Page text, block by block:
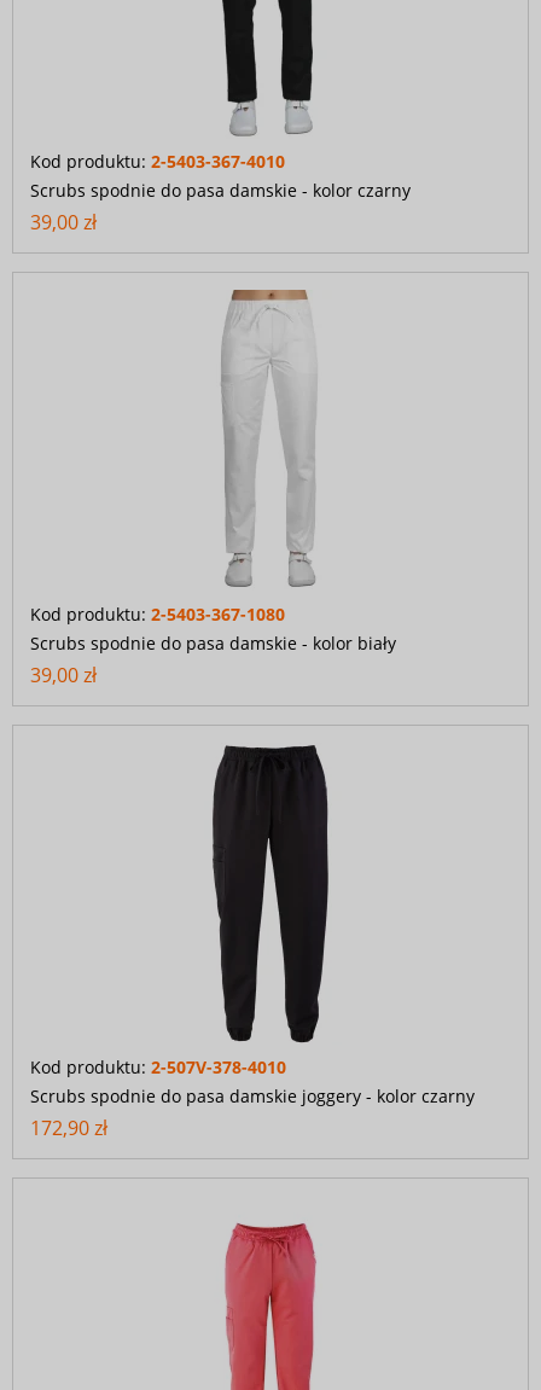
Kod produktu: 2-5403-367-4010
Scrubs spodnie do pasa damskie - kolor czarny
39,00 zł
Kod produktu: 2-5403-367-1080
Scrubs spodnie do pasa damskie - kolor biały
39,00 zł
Kod produktu: 2-507V-378-4010
Scrubs spodnie do pasa damskie joggery - kolor czarny
172,90 zł